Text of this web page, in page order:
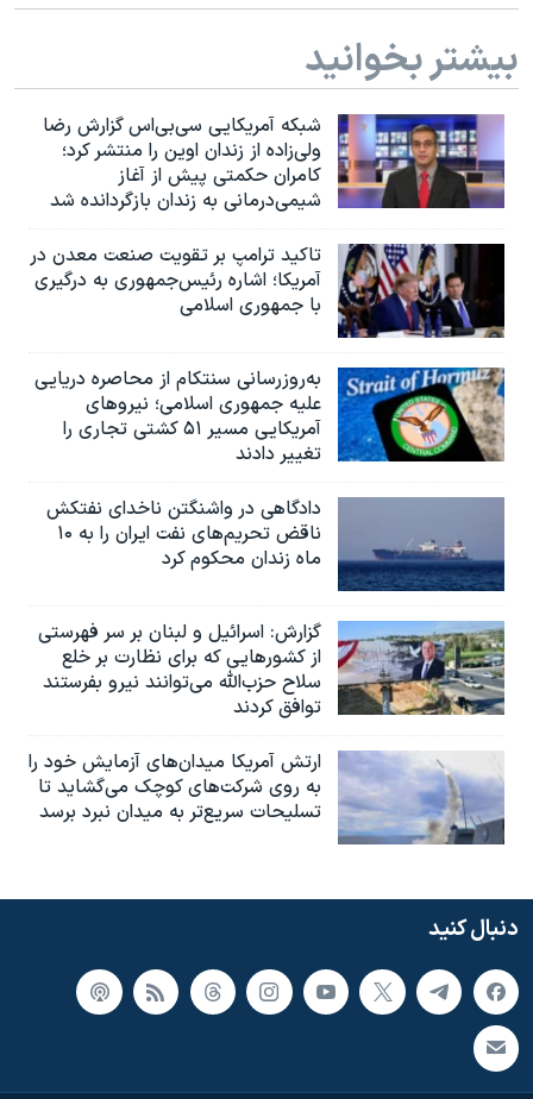
بیشتر بخوانید
شبکه آمریکایی سی‌بی‌‌اس گزارش رضا
ولی‌زاده از زندان اوین را منتشر کرد؛
کامران حکمتی پیش از آغاز
شیمی‌درمانی به زندان بازگردانده شد
تاکید ترامپ بر تقویت صنعت معدن در
آمریکا؛ اشاره رئیس‌جمهوری به درگیری
با جمهوری اسلامی
به‌روزرسانی سنتکام از محاصره دریایی
علیه جمهوری اسلامی؛ نیروهای
آمریکایی مسیر ۵۱ کشتی تجاری را
تغییر دادند
دادگاهی در واشنگتن ناخدای نفتکش
ناقض تحریم‌های نفت ایران را به ۱۰
ماه زندان محکوم کرد
گزارش‌: اسرائيل و لبنان بر سر فهرستی
از کشورهایی که برای نظارت بر خلع
سلاح حزب‌الله می‌توانند نیرو بفرستند
توافق کردند
ارتش آمریکا میدان‌های آزمایش خود را
به روی شرکت‌های کوچک می‌گشاید تا
تسلیحات سریع‌تر به میدان نبرد برسد
دنبال کنید